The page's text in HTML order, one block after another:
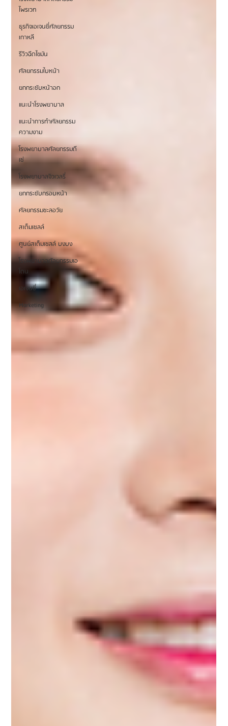
ไพรเวท
ธุรกิจเอเจนซี่ศัลยกรรม
เกาหลี
รีวิวฉีดไขมัน
ศัลยกรรมใบหน้า
ยกกระชับหน้าอก
แนะนำโรงพยาบาล
แนะนำการทำศัลยกรรม
ความงาม
โรงพยาบาลศัลยกรรมดี
เซ่
โรงพยาบาลจิวเวลรี่
ยกกระชับกรอบหน้า
ศัลยกรรมชะลอวัย
สเต็มเซลล์
ศูนย์สเต็มเซลล์ บงบง
โรงพยาบาลศัลยกรรมเอ
โตน
เอเจนซี่
Marketing